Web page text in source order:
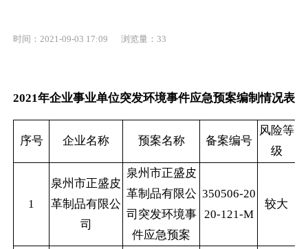
时间：2021-09-03 17:09 浏览量： 33
2021年企业事业单位突发环境事件应急预案编制情况表
序号 企业名称 预案名称 备案编号
风险等
级
1
泉州市正盛皮
革制品有限公
司
泉州市正盛皮
革制品有限公
司突发环境事
件应急预案
350506-20
20-121-M
较大